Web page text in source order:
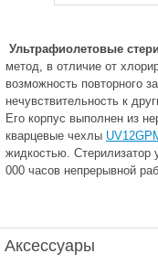
Ультрафиолетовые
метод, в отличие от
возможность повторного
нечувствительность к
Его корпус выполнен из
кварцевые чехлы
жидкостью.
000 часов непрерывной
Аксессуары